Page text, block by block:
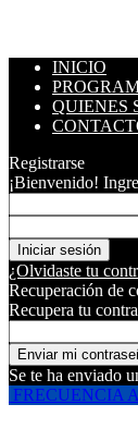
INICIO
QUIENES
Registrarse
¡Bienvenido!
¿Olvidaste tu
Recuperación de
Recupera tu
Se te ha enviado
FRECUENCIA